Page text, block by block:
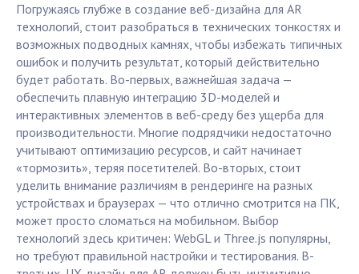
Погружаясь глубже в создание веб-дизайна для AR
технологий, стоит разобраться в технических тонкостях и
возможных подводных камнях, чтобы избежать типичных
ошибок и получить результат, который действительно
будет работать. Во-первых, важнейшая задача —
обеспечить плавную интеграцию 3D-моделей и
интерактивных элементов в веб-среду без ущерба для
производительности. Многие подрядчики недостаточно
учитывают оптимизацию ресурсов, и сайт начинает
«тормозить», теряя посетителей. Во-вторых, стоит
уделить внимание различиям в рендеринге на разных
устройствах и браузерах — что отлично смотрится на ПК,
может просто сломаться на мобильном. Выбор
технологий здесь критичен: WebGL и Three.js популярны,
но требуют правильной настройки и тестирования. В-